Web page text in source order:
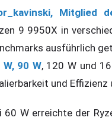
Mitglied
9 9950X in
ausführlich
W, 90 W, 120 W und
und
60 W erreichte der